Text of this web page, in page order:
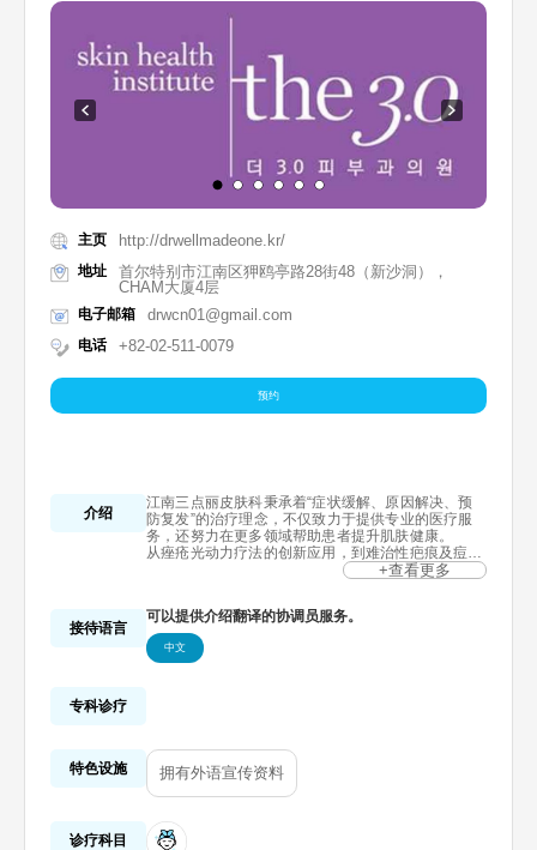
主页 http://drwellmadeone.kr/
地址
首尔特别市江南区狎鸥亭路28街48（新沙洞），
CHAM大厦4层
电子邮箱 drwcn01@gmail.com
电话 +82-02-511-0079
预约
介绍
江南三点丽皮肤科秉承着“症状缓解、原因解决、预
防复发”的治疗理念，不仅致力于提供专业的医疗服
务，还努力在更多领域帮助患者提升肌肤健康。
从痤疮光动力疗法的创新应用，到难治性疤痕及痘坑
修复，再到以全面皮肤管理为核心的自然抗衰老项
口服药物且几乎没有副作用的痤疮治疗方案。同时，
我们还创新了难治性疤痕修复技术，并在日本举办的
东亚皮肤科学会上荣获殊荣。
根本原因，并进行科学的皮肤管理，每个人都可以拥
有健康、自信的肌肤。
从紧急症状缓解的1.0时代，到根本原因解决的2.0时
科始终致力于帮助每一位顾客重拾肌肤的健康与美
丽。
+查看更多
接待语言
可以提供介绍翻译的协调员服务。
中文
专科诊疗
特色设施 拥有外语宣传资料
诊疗科目